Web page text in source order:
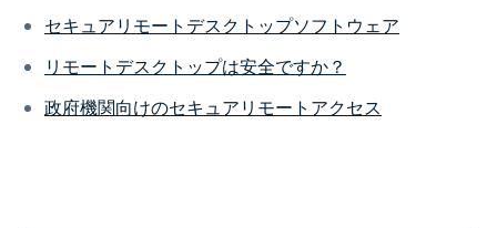
セキュアリモートデスクトップソフトウェア
リモートデスクトップは安全ですか？
政府機関向けのセキュアリモートアクセス